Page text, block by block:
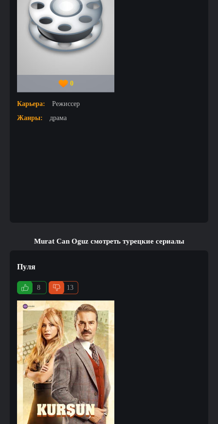
0
Карьера:
Режиссер
Жанры:
драма
Murat Can Oguz смотреть турецкие сериалы
Пуля
8 13